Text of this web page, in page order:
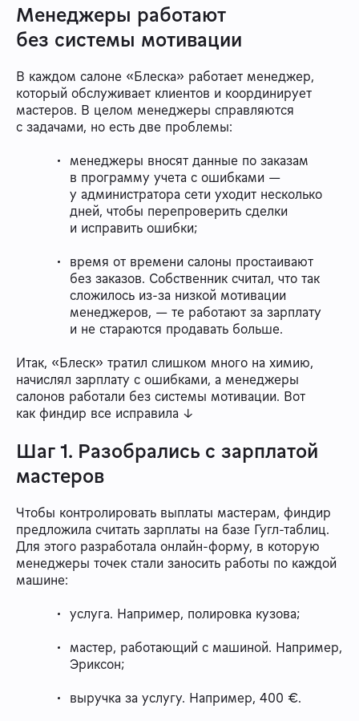
Менеджеры работают
без системы мотивации
В каждом салоне «Блеска» работает менеджер,
который обслуживает клиентов и координирует
мастеров. В целом менеджеры справляются
с задачами, но есть две проблемы:
менеджеры вносят данные по заказам
в программу учета с ошибками —
у администратора сети уходит несколько
дней, чтобы перепроверить сделки
и исправить ошибки;
время от времени салоны простаивают
без заказов. Собственник считал, что так
сложилось из-за низкой мотивации
менеджеров, — те работают за зарплату
и не стараются продавать больше.
Итак, «Блеск» тратил слишком много на химию,
начислял зарплату с ошибками, а менеджеры
салонов работали без системы мотивации. Вот
как финдир все исправила ↓
Шаг 1. Разобрались с зарплатой
мастеров
Чтобы контролировать выплаты мастерам, финдир
предложила считать зарплаты на базе Гугл-таблиц.
Для этого разработала онлайн-форму, в которую
менеджеры точек стали заносить работы по каждой
машине:
услуга. Например, полировка кузова;
мастер, работающий с машиной. Например,
Эриксон;
выручка за услугу. Например, 400 €.